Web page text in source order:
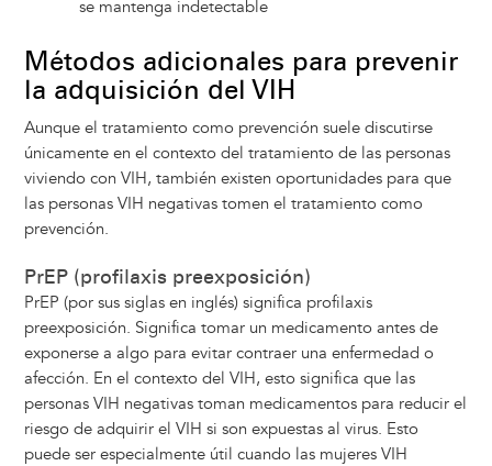
se mantenga indetectable
Métodos adicionales para prevenir
la adquisición del VIH
Aunque el tratamiento como prevención suele discutirse
únicamente en el contexto del tratamiento de las personas
viviendo con VIH, también existen oportunidades para que
las personas VIH negativas tomen el tratamiento como
prevención.
PrEP (profilaxis preexposición)
PrEP (por sus siglas en inglés) significa profilaxis
preexposición. Significa tomar un medicamento antes de
exponerse a algo para evitar contraer una enfermedad o
afección. En el contexto del VIH, esto significa que las
personas VIH negativas toman medicamentos para reducir el
riesgo de adquirir el VIH si son expuestas al virus. Esto
puede ser especialmente útil cuando las mujeres VIH